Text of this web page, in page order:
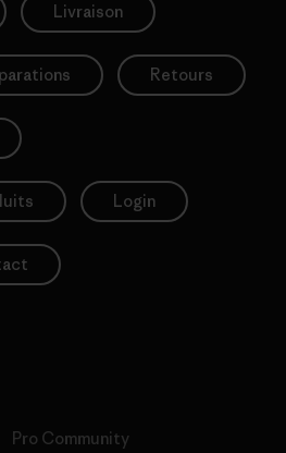
Livraison
Retours
Login
Pro Community